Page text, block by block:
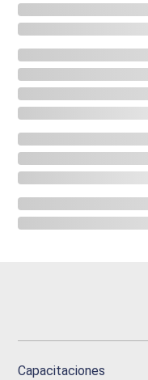
Capacitaciones